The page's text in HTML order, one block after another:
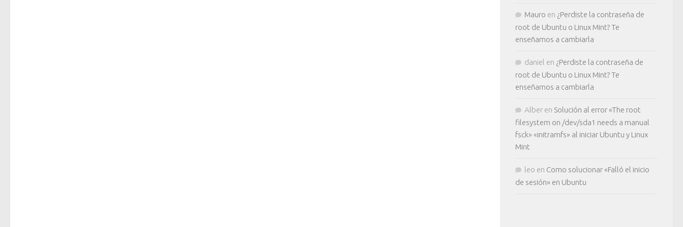
Mauro en ¿Perdiste la contraseña de
root de Ubuntu o Linux Mint? Te
enseñamos a cambiarla
daniel en ¿Perdiste la contraseña de
root de Ubuntu o Linux Mint? Te
enseñamos a cambiarla
Alber en Solución al error «The root
filesystem on /dev/sda1 needs a manual
fsck» «initramfs» al iniciar Ubuntu y Linux
Mint
leo en Como solucionar «Falló el inicio
de sesión» en Ubuntu